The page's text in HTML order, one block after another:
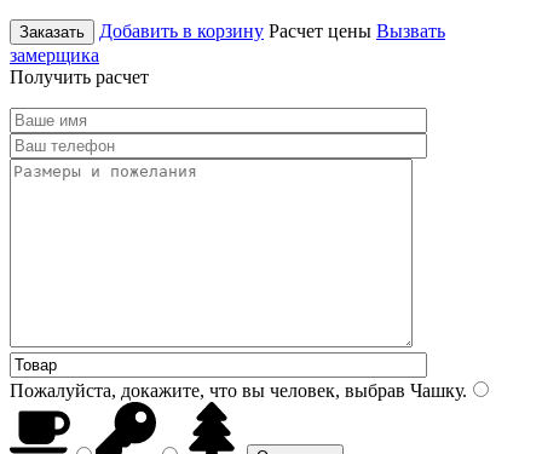
Заказать Добавить в корзину Расчет цены Вызвать
замерщика
Получить расчет
Пожалуйста, докажите, что вы человек, выбрав Чашку.